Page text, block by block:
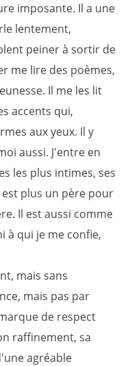
imposante. Il a une
lentement,
peiner à sortir de
me lire des poèmes,
Il me les lit
accents qui,
aux yeux. Il y
aussi. J'entre en
les plus intimes, ses
plus un père pour
Il est aussi comme
à qui je me confie,
mais sans
mais pas par
de respect
raffinement, sa
agréable